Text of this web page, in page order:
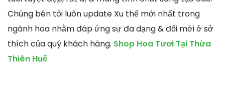
Chúng bên tôi luôn update Xu thế mới nhất trong
ngành hoa nhằm đáp ứng sự đa dạng & đổi mới ở sở
thích của quý khách hàng. Shop Hoa Tươi Tại Thừa
Thiên Huế